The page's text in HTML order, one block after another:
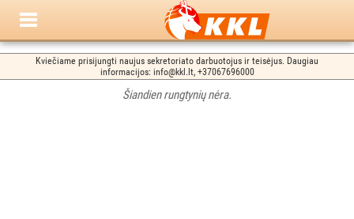
Kviečiame prisijungti naujus sekretoriato darbuotojus ir teisėjus. Daugiau
informacijos: info@kkl.lt, +37067696000
Šiandien rungtynių nėra.